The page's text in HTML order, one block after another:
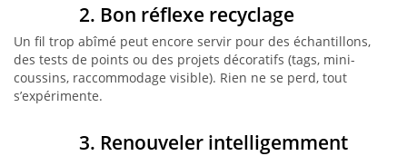
2. Bon réflexe recyclage
Un fil trop abîmé peut encore servir pour des échantillons,
des tests de points ou des projets décoratifs (tags, mini-
coussins, raccommodage visible). Rien ne se perd, tout
s’expérimente.
3. Renouveler intelligemment